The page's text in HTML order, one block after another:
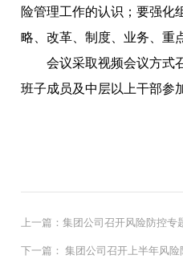
险管理工作的认识；要强化
略、改革、制度、业务、重
会议采取视频会议方式召
班子成员及中层以上干部参
上一篇：集团公司召开风险防控专
下一篇： 集团公司召开上半年风险